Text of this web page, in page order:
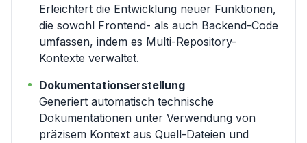
Erleichtert die Entwicklung neuer Funktionen,
die sowohl Frontend- als auch Backend-Code
umfassen, indem es Multi-Repository-
Kontexte verwaltet.
Dokumentationserstellung
Generiert automatisch technische
Dokumentationen unter Verwendung von
präzisem Kontext aus Quell-Dateien und